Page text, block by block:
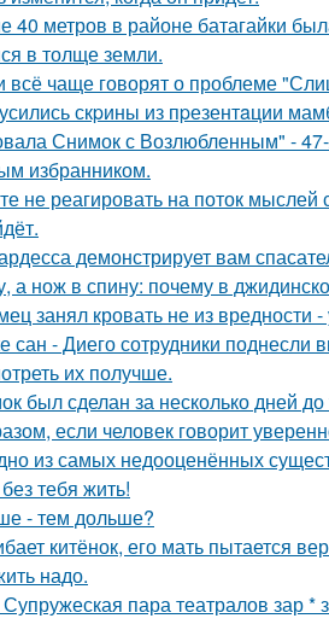
40 метров в районе батагайки
в толще земли.
всё чаще говорят о проблеме
скpины из пpезентaции
Снимок с Возлюбленным" -
избранником.
не реагировать на поток мыслей
демонстрирует вам
а нож в спину: почему в
занял кровать не из вредности
сан - Диего сотрудники поднесли
их получше.
был сделан за несколько дней
если человек говорит
из самых недооценённых
тебя жить!
- тем дольше?
китёнок, его мать пытается
надо.
пара театралов зар *